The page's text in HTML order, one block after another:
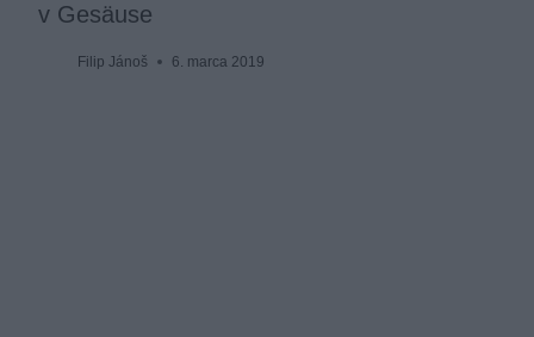
v Gesäuse
Filip Jánoš 6. marca 2019